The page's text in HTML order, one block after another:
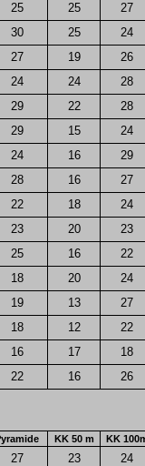
25 25
27
30 25
24
27 19
26
24 24
28
29 22
28
29 15
24
24 16
29
28 16
27
22 18
24
23 20
23
25 16
22
18 20
24
19 13
27
18 12
22
16 17
18
22 16 26
KK 50 m KK
27 23
24